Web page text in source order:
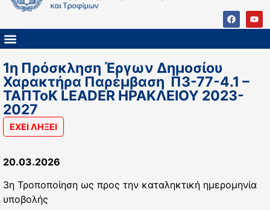
1η Πρόσκληση Έργων Δημοσίου
Χαρακτήρα Παρέμβαση Π3-77-4.1 –
ΤΑΠΤοΚ LEADER ΗΡΑΚΛΕΙΟΥ 2023-
2027
ΕΧΕΙ ΛΗΞΕΙ
20.03.2026
3η Τροποποίηση ως προς την καταληκτική ημερομηνία
υποβολής